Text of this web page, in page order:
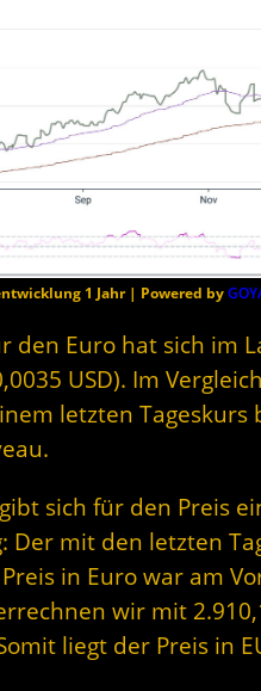
1 Jahr | Powered by
den Euro hat sich im
USD). Im
letzten Tageskurs
sich für den Preis
Der mit den letzten
in Euro war am
wir mit
liegt der Preis in